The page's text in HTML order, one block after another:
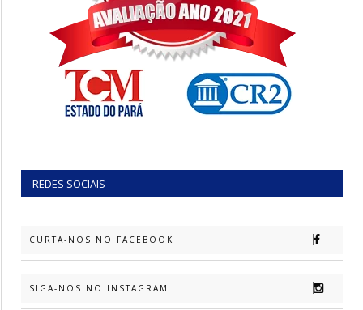
REDES SOCIAIS
CURTA-NOS NO FACEBOOK
SIGA-NOS NO INSTAGRAM